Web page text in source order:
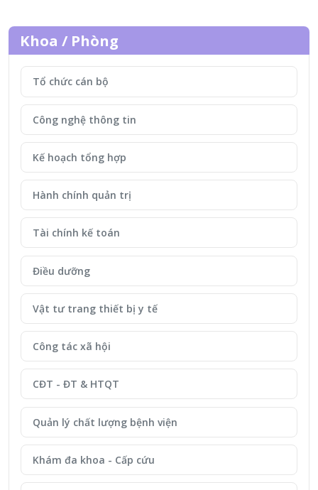
Khoa / Phòng
Tổ chức cán bộ
Công nghệ thông tin
Kế hoạch tổng hợp
Hành chính quản trị
Tài chính kế toán
Điều dưỡng
Vật tư trang thiết bị y tế
Công tác xã hội
CĐT - ĐT & HTQT
Quản lý chất lượng bệnh viện
Khám đa khoa - Cấp cứu